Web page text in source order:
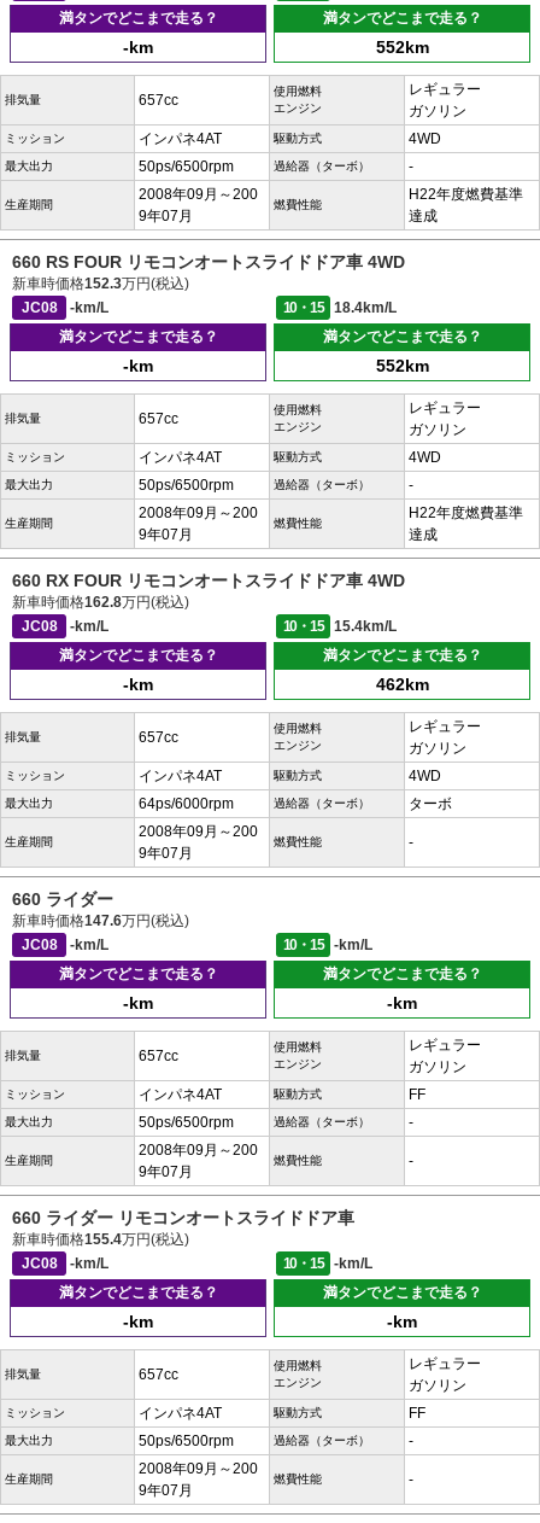
満タンでどこまで走る？
-km
満タンでどこまで走る？
552km
排気量 657cc
使用燃料
エンジン
レギュラー
ガソリン
ミッション インパネ4AT 駆動方式 4WD
最大出力 50ps/6500rpm 過給器（ターボ） -
生産期間
2008年09月～200
9年07月
燃費性能
H22年度燃費基準
達成
660 RS FOUR リモコンオートスライドドア車 4WD
新車時価格152.3万円(税込)
JC08
-km/L 10・15
18.4km/L
満タンでどこまで走る？
-km
満タンでどこまで走る？
552km
排気量 657cc
使用燃料
エンジン
レギュラー
ガソリン
ミッション インパネ4AT 駆動方式 4WD
最大出力 50ps/6500rpm 過給器（ターボ） -
生産期間
2008年09月～200
9年07月
燃費性能
H22年度燃費基準
達成
660 RX FOUR リモコンオートスライドドア車 4WD
新車時価格162.8万円(税込)
JC08
-km/L 10・15
15.4km/L
満タンでどこまで走る？
-km
満タンでどこまで走る？
462km
排気量 657cc
使用燃料
エンジン
レギュラー
ガソリン
ミッション インパネ4AT 駆動方式 4WD
最大出力 64ps/6000rpm 過給器（ターボ） ターボ
生産期間
2008年09月～200
9年07月
燃費性能 -
660 ライダー
新車時価格147.6万円(税込)
JC08
-km/L 10・15
-km/L
満タンでどこまで走る？
-km
満タンでどこまで走る？
-km
排気量 657cc
使用燃料
エンジン
レギュラー
ガソリン
ミッション インパネ4AT 駆動方式 FF
最大出力 50ps/6500rpm 過給器（ターボ） -
生産期間
2008年09月～200
9年07月
燃費性能 -
660 ライダー リモコンオートスライドドア車
新車時価格155.4万円(税込)
JC08
-km/L 10・15
-km/L
満タンでどこまで走る？
-km
満タンでどこまで走る？
-km
排気量 657cc
使用燃料
エンジン
レギュラー
ガソリン
ミッション インパネ4AT 駆動方式 FF
最大出力 50ps/6500rpm 過給器（ターボ） -
生産期間
2008年09月～200
9年07月
燃費性能 -